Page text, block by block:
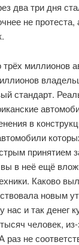
два три дня
не
миллионов
стандарт.
в
принятием
в неё ещё
Каково
новым
нас и так денег
человек,
раз не